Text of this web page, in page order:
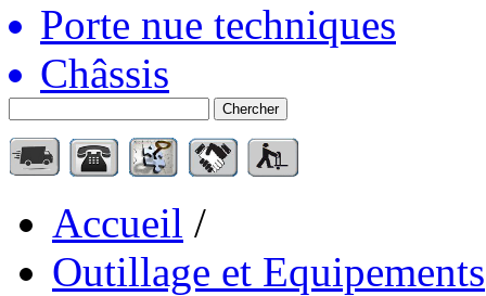
Porte nue techniques
Châssis
Chercher
Accueil /
Outillage et Equipements